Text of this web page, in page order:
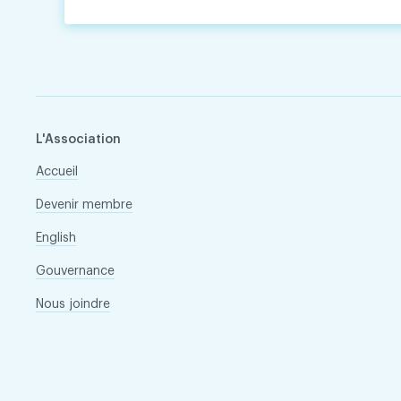
L'Association
Accueil
Devenir membre
English
Gouvernance
Nous joindre